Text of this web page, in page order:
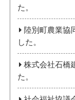
た。
陸別町農業協
した。
株式会社石橋
た。